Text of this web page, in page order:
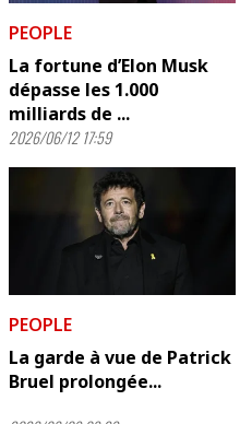
PEOPLE
La fortune d’Elon Musk
dépasse les 1.000
milliards de ...
2026/06/12 17:59
PEOPLE
La garde à vue de Patrick
Bruel prolongée...